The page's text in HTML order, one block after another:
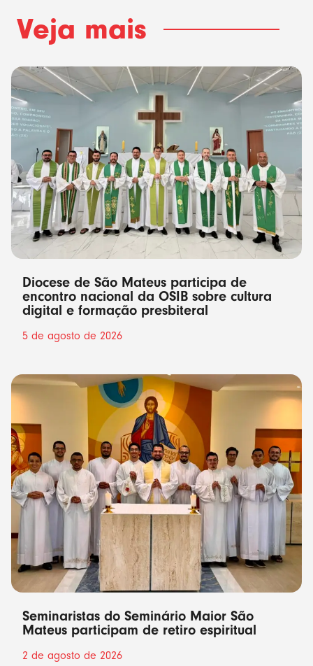
Veja mais
Diocese de São Mateus participa de
encontro nacional da OSIB sobre cultura
digital e formação presbiteral
5 de agosto de 2026
Seminaristas do Seminário Maior São
Mateus participam de retiro espiritual
2 de agosto de 2026